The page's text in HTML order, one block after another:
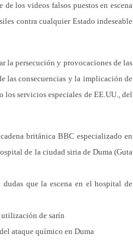
los videos falsos puestos en escena
contra cualquier Estado indeseable
la persecución y provocaciones de las
las consecuencias y la implicación de
servicios especiales de EE.UU., del
británica BBC especializado en
de la ciudad siria de Duma (Guta
que la escena en el hospital de
utilización de sarín
ataque químico en Duma